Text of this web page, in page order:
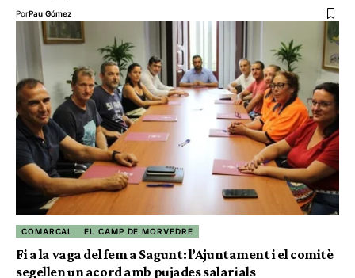
PorPau Gómez
COMARCAL EL CAMP DE MORVEDRE
Fi a la vaga del fem a Sagunt: l’Ajuntament i el comitè
segellen un acord amb pujades salarials